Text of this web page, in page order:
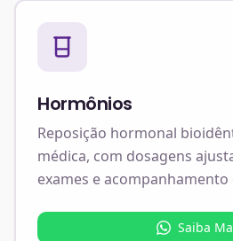
Hormônios
Reposição hormonal
médica, com dosagens
exames e acompanhamento
Saiba